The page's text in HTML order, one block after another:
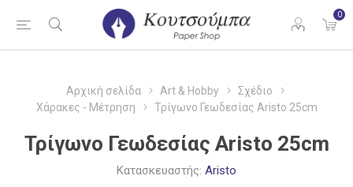
0
Αρχική σελίδα Art & Hobby
Σχέδιο
Χάρακες - Μέτρηση
Τρίγωνο Γεωδεσίας Aristo 25cm
Τρίγωνο Γεωδεσίας Aristo 25cm
Κατασκευαστής: Aristo